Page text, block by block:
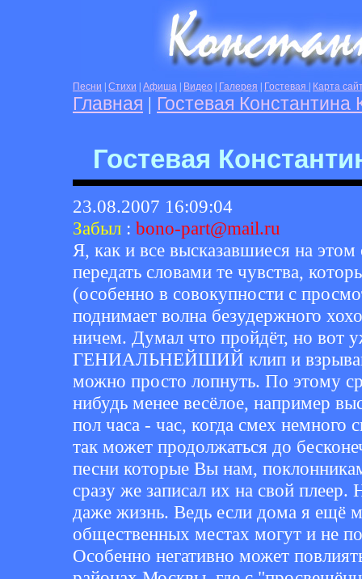
Песни Стихи Афиша Видео Галерея Гостевая Карта
Главная | Гостевая Константина
Гостевая
23.08.2007 16:09:04
Забыл : bono-part@mail.ru
Я, как и все высказавшиеся на
передать словами те чувства,
(особенно в совокупности с
поднимает волна безудержного
ничем. Думал что пройдёт, но вот
ГЕНИАЛЬНЕЙШИЙ клип и
можно просто лопнуть. По этому
нибудь менее весёлое, например
пол часа - час, когда смех
так может продолжаться до
песни которые Вы нам,
сразу же записал их на свой плеер.
даже жизнь. Ведь если дома я ещё
общественных местах могут и не
Особенно негативно может